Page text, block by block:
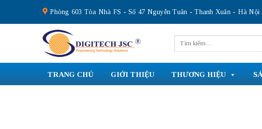
content
Phòng 603 Tòa Nhà FS - Số 47 Nguyễn Tuân - Thanh Xuân - Hà Nội
kiếm:
TRANG CHỦ GIỚI THIỆU THƯƠNG HIỆU